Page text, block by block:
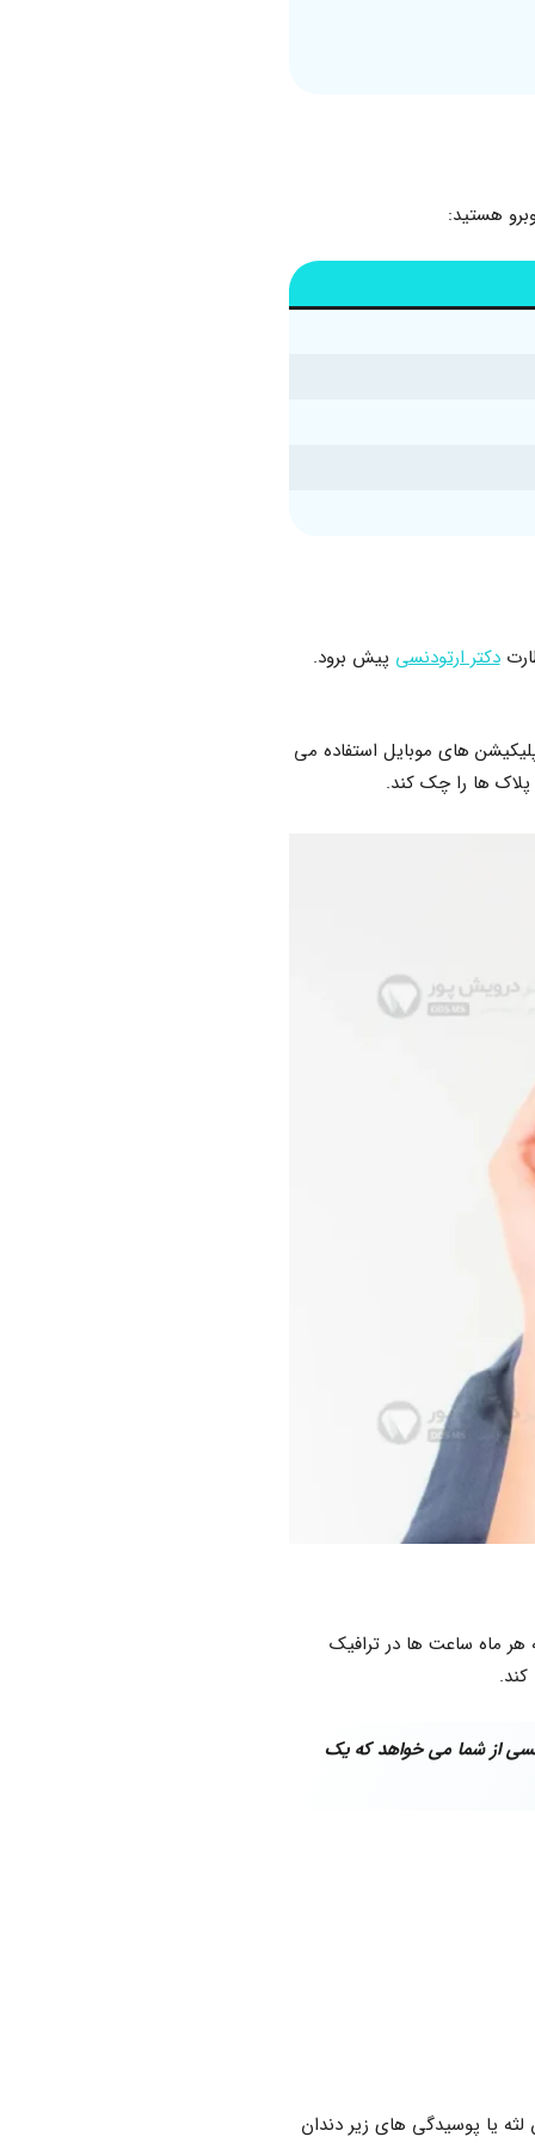
هستید:
دکتر ارتودنسی پیش برود.
های موبایل استفاده می
ها را چک کند.
ماه ساعت ها در ترافیک
از شما می خواهد که یک
یا پوسیدگی های زیر دندان